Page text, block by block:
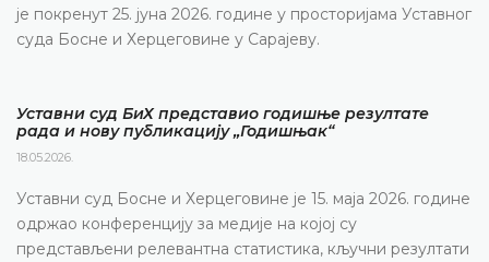
је покренут 25. јуна 2026. године у просторијама Уставног
суда Босне и Херцеговине у Сарајеву.
Уставни суд БиХ представио годишње резултате
рада и нову публикацију „Годишњак“
18.05.2026.
Уставни суд Босне и Херцеговине је 15. маја 2026. године
одржао конференцију за медије на којој су
представљени релевантна статистика, кључни резултати